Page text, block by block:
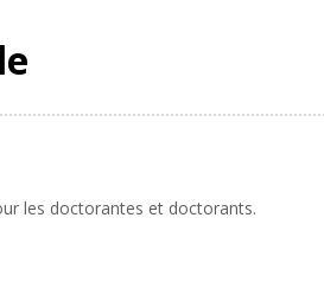
les doctorantes et doctorants.